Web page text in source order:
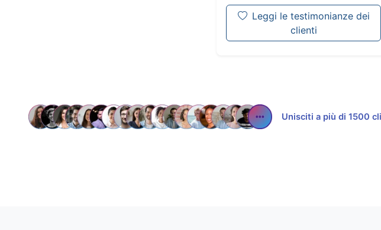
Leggi le testimonianze dei
clienti
Unisciti a più di 1500